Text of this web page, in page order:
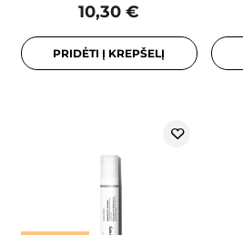
10,30 €
PRIDĖTI Į KREPŠELĮ